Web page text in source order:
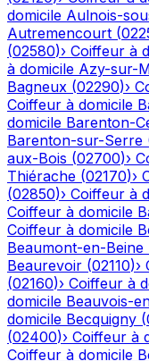
domicile Aulnois-
Autremencourt (
(02580)› Coiffeur à
à domicile Azy-sur-
Bagneux (02290)›
Coiffeur à domicile
domicile Barenton-
Barenton-sur-Serre
aux-Bois (02700)›
Thiérache (02170)›
(02850)› Coiffeur à
Coiffeur à domicile
Coiffeur à domicile
Beaumont-en-Beine
Beaurevoir (02110)›
(02160)› Coiffeur à
domicile Beauvois-
domicile Becquigny (
(02400)› Coiffeur à
Coiffeur à domicile